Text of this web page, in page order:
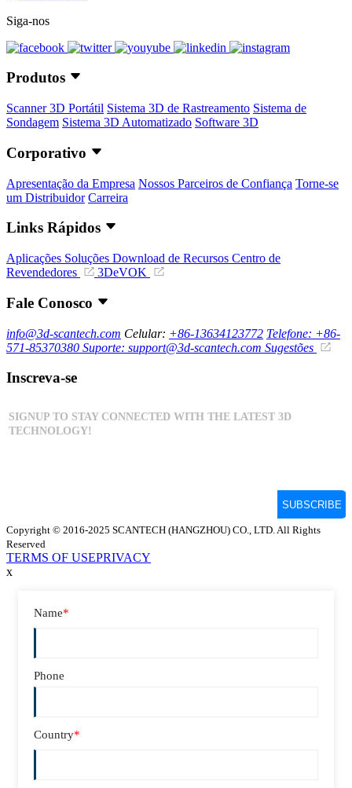
Siga-nos
Produtos
Scanner 3D Portátil Sistema 3D de Rastreamento Sistema de
Sondagem Sistema 3D Automatizado Software 3D
Corporativo
Apresentação da Empresa Nossos Parceiros de Confiança Torne-se
um Distribuidor Carreira
Links Rápidos
Aplicações Soluções Download de Recursos Centro de
Revendedores
3DeVOK
Fale Conosco
info@3d-scantech.com Celular: +86-13634123772 Telefone: +86-
571-85370380 Suporte: support@3d-scantech.com Sugestões
Inscreva-se
Copyright © 2016-2025 SCANTECH (HANGZHOU) CO., LTD. All Rights
Reserved
TERMS OF USEPRIVACY
x
Name*
Phone
Country*